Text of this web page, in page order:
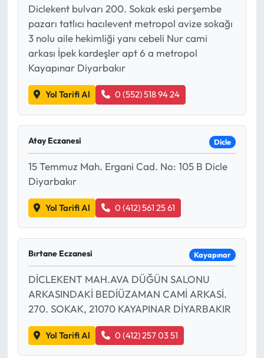
Diclekent bulvarı 200. Sokak eski perşembe
pazarı tatlıcı hacılevent metropol avize sokağı
3 nolu aile hekimliği yanı cebeli Nur cami
arkası İpek kardeşler apt 6 a metropol
Kayapınar Diyarbakır
Yol Tarifi Al 0 (552) 518 94 24
Atay Eczanesi Dicle
15 Temmuz Mah. Ergani Cad. No: 105 B Dicle
Diyarbakır
Yol Tarifi Al 0 (412) 561 25 61
Bırtane Eczanesi Kayapınar
DİCLEKENT MAH.AVA DÜĞÜN SALONU
ARKASINDAKİ BEDİÜZAMAN CAMİ ARKASİ.
270. SOKAK, 21070 KAYAPINAR DİYARBAKIR
Yol Tarifi Al 0 (412) 257 03 51